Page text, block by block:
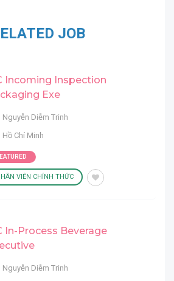
JOB
Incoming Inspection
Exe
Nguyễn Diễm Trinh
Hồ Chí Minh
VIÊN CHÍNH THỨC
In-Process Beverage
Nguyễn Diễm Trinh